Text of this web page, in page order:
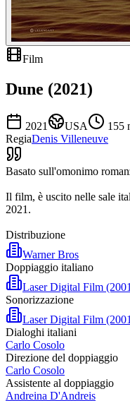
Film
Dune (2021)
2021 USA 155
RegiaDenis Villeneuve
Basato sull'omonimo
Il film, è uscito nelle sale
2021.
Distribuzione
Warner Bros
Doppiaggio italiano
Laser Digital Film
Sonorizzazione
Laser Digital Film
Dialoghi italiani
Carlo Cosolo
Direzione del doppiaggio
Carlo Cosolo
Assistente al doppiaggio
Andreina D'Andreis